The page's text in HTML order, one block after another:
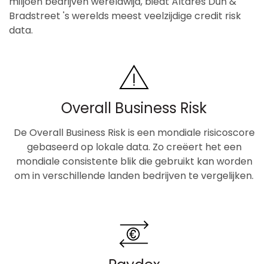
Bradstreet 's werelds meest veelzijdige credit risk
data.
Overall Business Risk
De Overall Business Risk is een mondiale risicoscore
gebaseerd op lokale data. Zo creëert het een
mondiale consistente blik die gebruikt kan worden
om in verschillende landen bedrijven te vergelijken.